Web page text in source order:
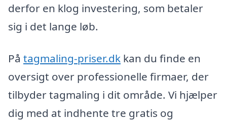
derfor en klog investering, som betaler
sig i det lange løb.
På tagmaling-priser.dk kan du finde en
oversigt over professionelle firmaer, der
tilbyder tagmaling i dit område. Vi hjælper
dig med at indhente tre gratis og